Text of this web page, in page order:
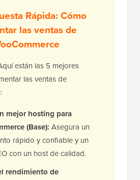
Rápida: Cómo
las ventas de
están las 5 mejores
las ventas de
mejor hosting para
(Base): Asegura un
rápido y confiable y un
con un host de calidad.
rendimiento de